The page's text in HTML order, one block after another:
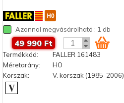
Azonnal megvásárolható : 1 db
49 990 Ft
Termékkód:
FALLER 161483
Méretarány:
HO
Korszak:
V. korszak (1985-2006)